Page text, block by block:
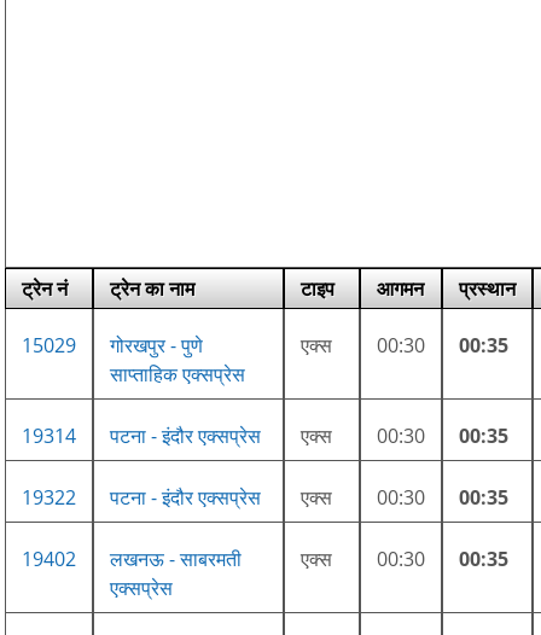
ट्रेन नं ट्रेन का नाम टाइप आगमन प्रस्थान
15029
गोरखपुर - पुणे
साप्ताहिक एक्सप्रेस
एक्स 00:30 00:35
19314 पटना - इंदौर एक्सप्रेस एक्स 00:30 00:35
19322 पटना - इंदौर एक्सप्रेस एक्स 00:30 00:35
19402
लखनऊ - साबरमती
एक्सप्रेस
एक्स 00:30 00:35